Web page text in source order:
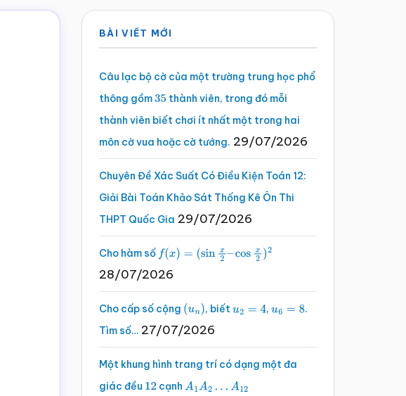
Sidebar
chính
BÀI VIẾT MỚI
Câu lạc bộ cờ của một trường trung học phổ
thông gồm35 thành viên, trong đó mỗi
thành viên biết chơi ít nhất một trong hai
môn cờ vua hoặc cờ tướng. 29/07/2026
Chuyên Đề Xác Suất Có Điều Kiện Toán 12:
Giải Bài Toán Khảo Sát Thống Kê Ôn Thi
THPT Quốc Gia 29/07/2026
Cho hàm số f(x)=(sinx2 –cosx2 )2
28/07/2026
Cho cấp số cộng (un), biếtu2 =4 , u6 =8
.
Tìm số… 27/07/2026
Một khung hình trang trí có dạng một đa
giác đều 12 cạnh A1A2…A 12